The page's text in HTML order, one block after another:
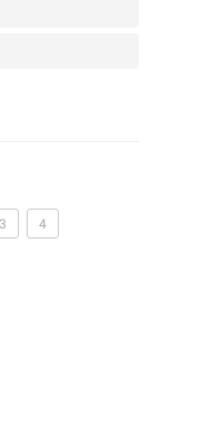
3 4